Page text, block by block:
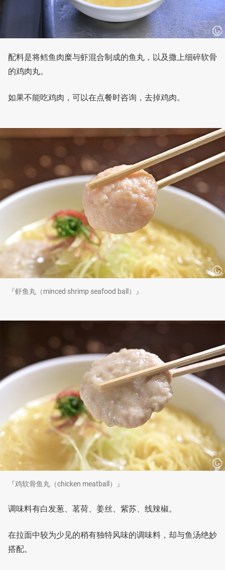
配料是将鳕鱼肉糜与虾混合制成的鱼丸，以及撒上细碎软骨
的鸡肉丸。
如果不能吃鸡肉，可以在点餐时咨询，去掉鸡肉。
『虾鱼丸（minced shrimp seafood ball）』
『鸡软骨鱼丸（chicken meatball）』
调味料有白发葱、茗荷、姜丝、紫苏、线辣椒。
在拉面中较为少见的稍有独特风味的调味料，却与鱼汤绝妙
搭配。